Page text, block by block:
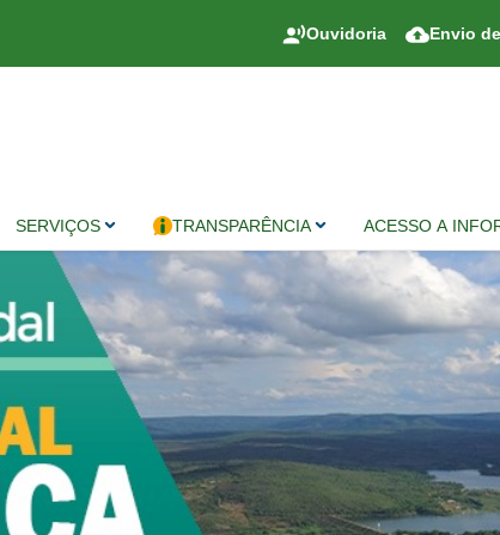
Ouvidoria Envio
SERVIÇOS TRANSPARÊNCIA ACESSO A